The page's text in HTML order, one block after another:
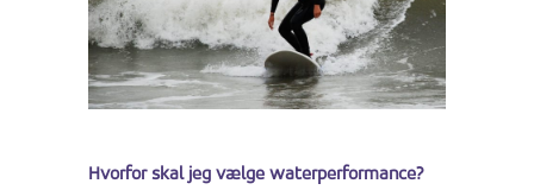
Hvorfor skal jeg vælge waterperformance?